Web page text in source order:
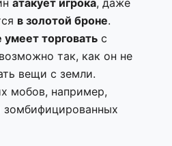
атакует игрока, даже
в золотой броне.
умеет торговатьс
так, как он не
вещи с земли.
мобов, например,
зомбифицированных